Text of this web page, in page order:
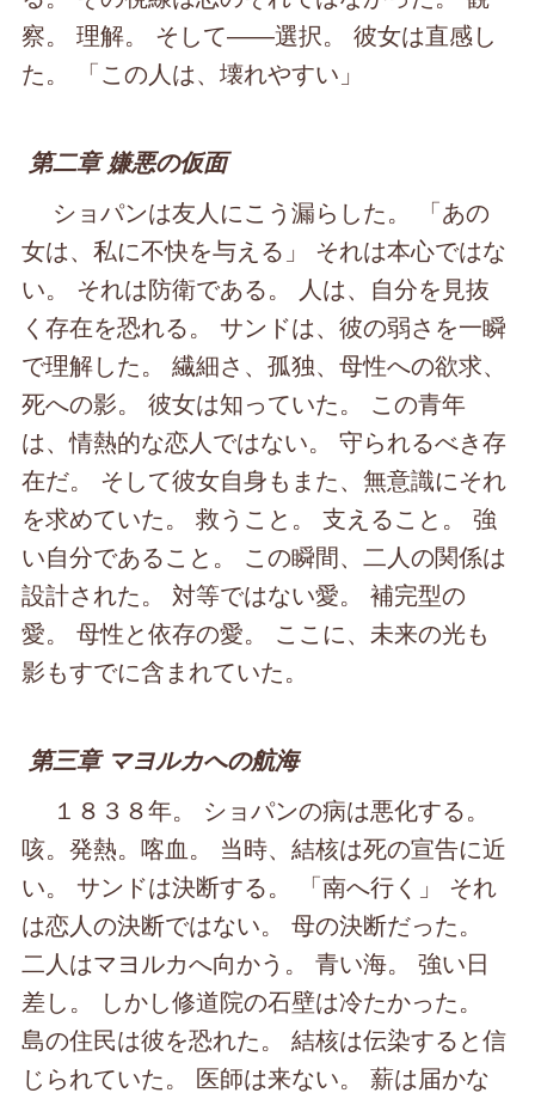
察。 理解。 そして――選択。 彼女は直感し
た。 「この人は、壊れやすい」
第二章 嫌悪の仮面
ショパンは友人にこう漏らした。 「あの
女は、私に不快を与える」 それは本心ではな
い。 それは防衛である。 人は、自分を見抜
く存在を恐れる。 サンドは、彼の弱さを一瞬
で理解した。 繊細さ、孤独、母性への欲求、
死への影。 彼女は知っていた。 この青年
は、情熱的な恋人ではない。 守られるべき存
在だ。 そして彼女自身もまた、無意識にそれ
を求めていた。 救うこと。 支えること。 強
い自分であること。 この瞬間、二人の関係は
設計された。 対等ではない愛。 補完型の
愛。 母性と依存の愛。 ここに、未来の光も
影もすでに含まれていた。
第三章 マヨルカへの航海
１８３８年。 ショパンの病は悪化する。
咳。発熱。喀血。 当時、結核は死の宣告に近
い。 サンドは決断する。 「南へ行く」 それ
は恋人の決断ではない。 母の決断だった。
二人はマヨルカへ向かう。 青い海。 強い日
差し。 しかし修道院の石壁は冷たかった。
島の住民は彼を恐れた。 結核は伝染すると信
じられていた。 医師は来ない。 薪は届かな